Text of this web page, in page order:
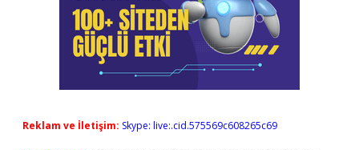
Reklam ve İletişim: Skype: live:.cid.575569c608265c69